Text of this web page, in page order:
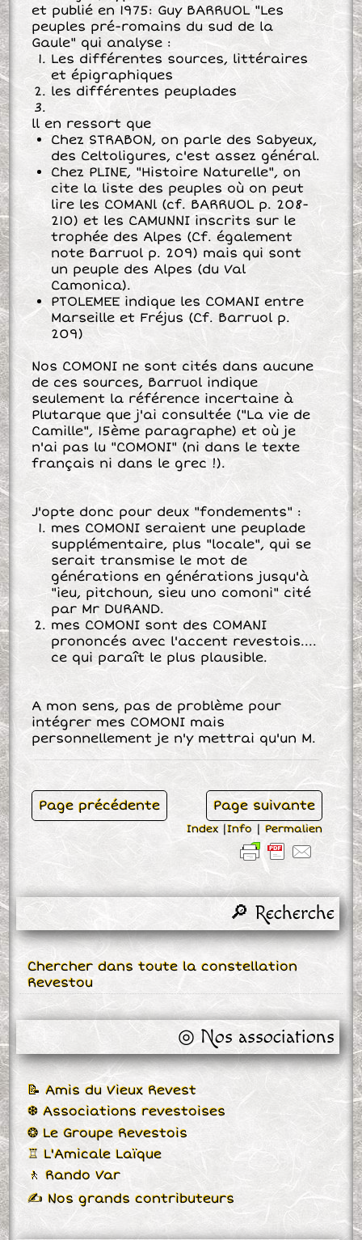
et publié en 1975: Guy BARRUOL "Les
peuples pré-romains du sud de la
Gaule" qui analyse :
Les différentes sources, littéraires
et épigraphiques
les différentes peuplades
ll en ressort que
Chez STRABON, on parle des Sabyeux,
des Celtoligures, c'est assez général.
Chez PLINE, "Histoire Naturelle", on
cite la liste des peuples où on peut
lire les COMANl (cf. BARRUOL p. 208-
210) et les CAMUNNI inscrits sur le
trophée des Alpes (Cf. également
note Barruol p. 209) mais qui sont
un peuple des Alpes (du Val
Camonica).
PTOLEMEE indique les COMANI entre
Marseille et Fréjus (Cf. Barruol p.
209)
Nos COMONI ne sont cités dans aucune
de ces sources, Barruol indique
seulement la référence incertaine à
Plutarque que j'ai consultée ("La vie de
Camille", 15ème paragraphe) et où je
n'ai pas lu "COMONI" (ni dans le texte
français ni dans le grec !).
J'opte donc pour deux "fondements" :
mes COMONI seraient une peuplade
supplémentaire, plus "locale", qui se
serait transmise le mot de
générations en générations jusqu'à
"ieu, pitchoun, sieu uno comoni" cité
par Mr DURAND.
mes COMONI sont des COMANI
prononcés avec l'accent revestois....
ce qui paraît le plus plausible.
A mon sens, pas de problème pour
intégrer mes COMONI mais
personnellement je n'y mettrai qu'un M.
Page précédente Page suivante
Index|Info | Permalien
🔎 Recherche
Chercher dans toute la constellation
Revestou
◎ Nos associations
📝 Amis du Vieux Revest
❆ Associations revestoises
❂ Le Groupe Revestois
♖ L'Amicale Laïque
🚶 Rando Var
✍ Nos grands contributeurs